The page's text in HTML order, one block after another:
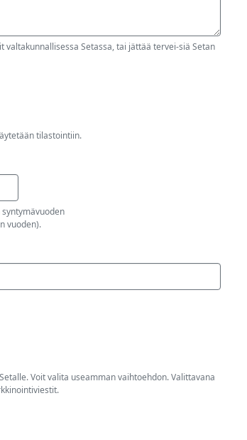
Setassa, tai jättää tervei-siä Setan
tilastointiin.
vuoden).
Voit valita useamman vaihtoehdon. Valittavana